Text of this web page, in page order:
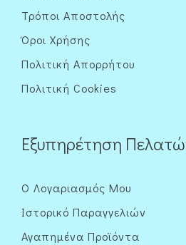
Τρόποι Αποστολής
Όροι Χρήσης
Πολιτική Απορρήτου
Πολιτική Cookies
Εξυπηρέτηση
Ο Λογαριασμός Μου
Ιστορικό Παραγγελιών
Αγαπημένα Προϊόντα